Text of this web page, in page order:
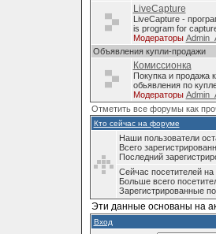
LiveCapture
LiveCapture -
is program for
Модераторы
Объявления купли-продажи
Комиссионка
Покупка и продажа
обьявления по
Модераторы
Отметить все форумы как
Кто сейчас на форуме
Наши пользователи
Всего
Последний
Сейчас посетителей
Больше всего
Зарегистрированные
Эти данные основаны на
Вход